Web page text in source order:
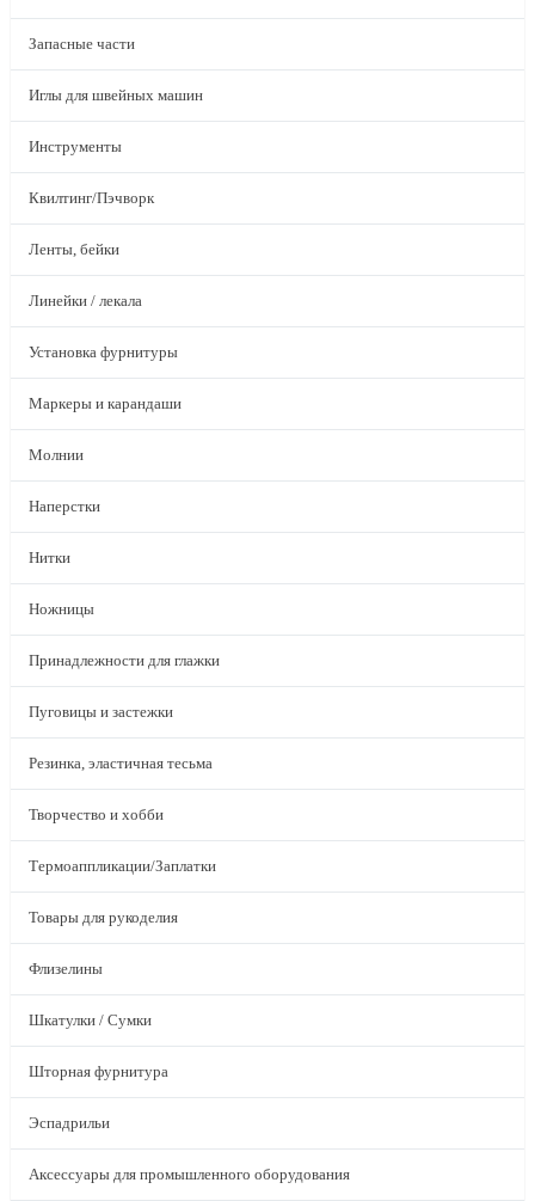
Запасные части
Иглы для швейных машин
Инструменты
Квилтинг/Пэчворк
Ленты, бейки
Линейки / лекала
Установка фурнитуры
Маркеры и карандаши
Молнии
Наперстки
Нитки
Ножницы
Принадлежности для глажки
Пуговицы и застежки
Резинка, эластичная тесьма
Творчество и хобби
Термоаппликации/Заплатки
Товары для рукоделия
Флизелины
Шкатулки / Сумки
Шторная фурнитура
Эспадрильи
Аксессуары для промышленного оборудования